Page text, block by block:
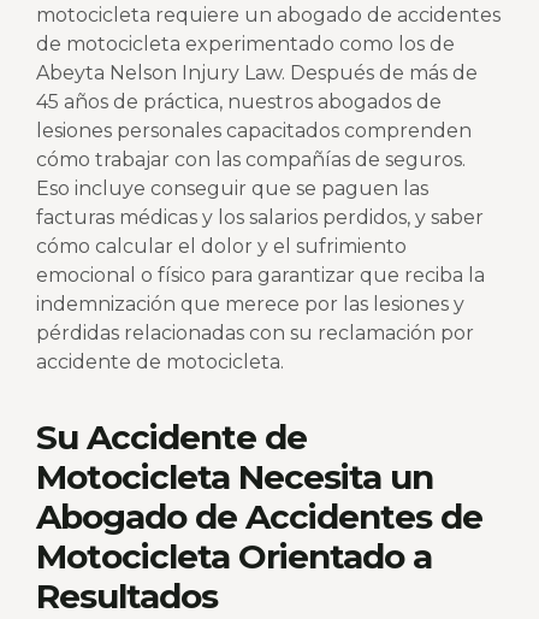
motocicleta requiere un abogado de accidentes
de motocicleta experimentado como los de
Abeyta Nelson Injury Law. Después de más de
45 años de práctica, nuestros abogados de
lesiones personales capacitados comprenden
cómo trabajar con las compañías de seguros.
Eso incluye conseguir que se paguen las
facturas médicas y los salarios perdidos, y saber
cómo calcular el dolor y el sufrimiento
emocional o físico para garantizar que reciba la
indemnización que merece por las lesiones y
pérdidas relacionadas con su reclamación por
accidente de motocicleta.
Su Accidente de
Motocicleta Necesita un
Abogado de Accidentes de
Motocicleta Orientado a
Resultados